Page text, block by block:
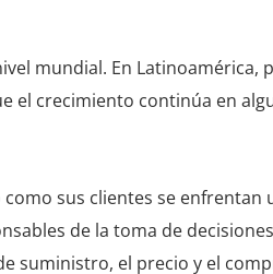
mundial. En Latinoamérica,
el crecimiento continúa en
sus clientes se
de la toma de
suministro, el precio y el